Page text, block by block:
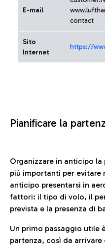
E-mail
contact
Sito
Internet
https://
Pianificare la
Organizzare in anticipo
più importanti per evitare
anticipo presentarsi in
fattori: il tipo di volo, il
prevista e la presenza di
Un primo passaggio utile
partenza, così da